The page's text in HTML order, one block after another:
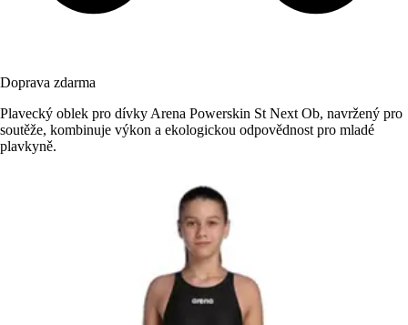
Doprava zdarma
Plavecký oblek pro dívky Arena Powerskin St Next Ob, navržený pro
soutěže, kombinuje výkon a ekologickou odpovědnost pro mladé
plavkyně.